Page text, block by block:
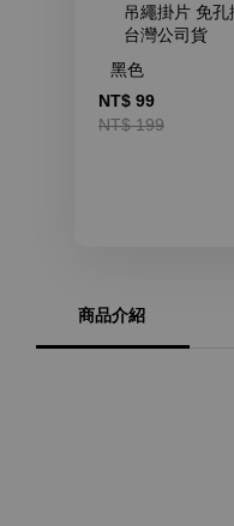
吊繩掛片 免孔
台灣公司貨
NT$ 99
NT$ 199
商品介紹